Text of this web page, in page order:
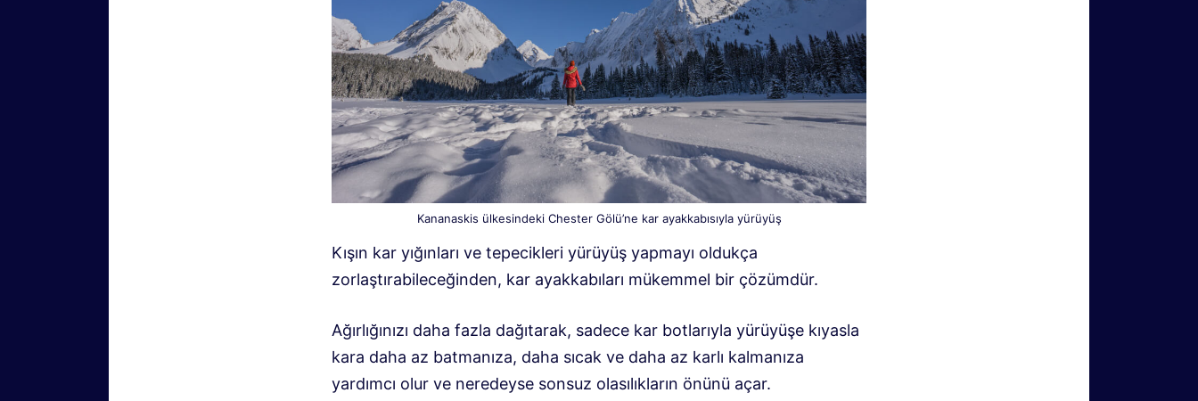
Kananaskis ülkesindeki Chester Gölü’ne kar ayakkabısıyla yürüyüş
Kışın kar yığınları ve tepecikleri yürüyüş yapmayı oldukça
zorlaştırabileceğinden, kar ayakkabıları mükemmel bir çözümdür.
Ağırlığınızı daha fazla dağıtarak, sadece kar botlarıyla yürüyüşe kıyasla
kara daha az batmanıza, daha sıcak ve daha az karlı kalmanıza
yardımcı olur ve neredeyse sonsuz olasılıkların önünü açar.